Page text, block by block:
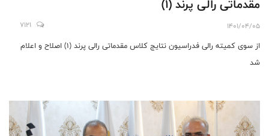
1401/04/05
7121
از سوی کمیته رالی فدراسیون نتایج کلاس مقدماتی رالی پرند (۱) اصلاح و اعلام
شد